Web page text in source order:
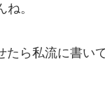
。
たら私流に書い